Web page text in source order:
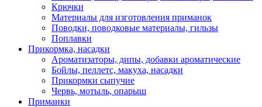
Крючки
Материалы для изготовления приманок
Поводки, поводковые материалы, гильзы
Поплавки
Прикормка, насадки
Ароматизаторы, дипы, добавки ароматические
Бойлы, пеллетс, макуха, насадки
Прикормки сыпучие
Червь, мотыль, опарыш
Приманки